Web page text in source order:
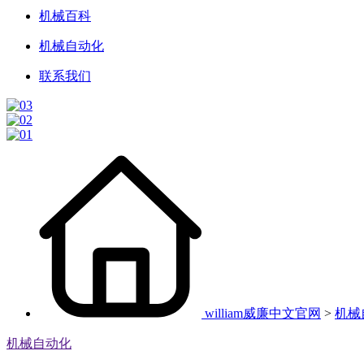
机械百科
机械自动化
联系我们
william威廉中文官网 > 机械
机械自动化